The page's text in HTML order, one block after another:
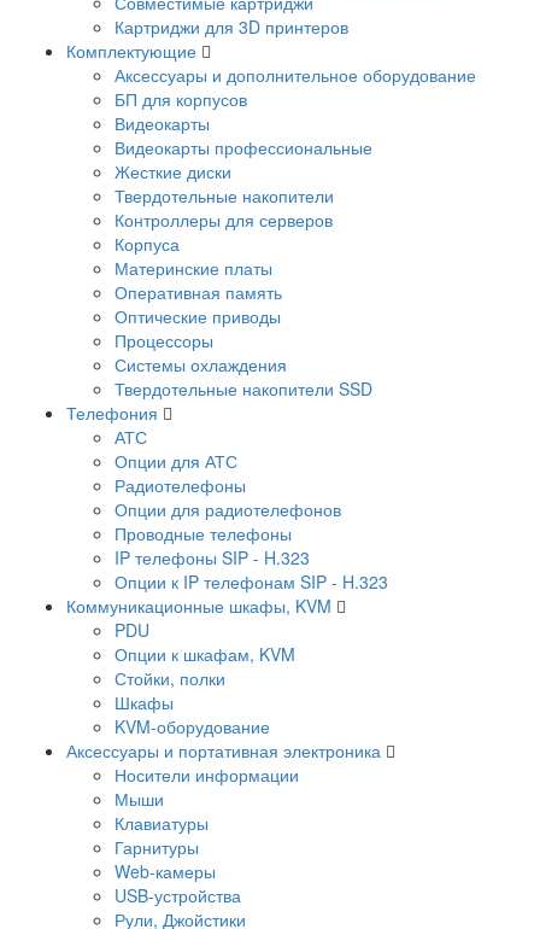
Картриджи для 3D принтеров
Комплектующие
Аксессуары и дополнительное оборудование
БП для корпусов
Видеокарты
Видеокарты профессиональные
Жесткие диски
Твердотельные накопители
Контроллеры для серверов
Корпуса
Материнские платы
Оперативная память
Оптические приводы
Процессоры
Системы охлаждения
Твердотельные накопители SSD
Телефония
АТС
Опции для АТС
Радиотелефоны
Опции для радиотелефонов
Проводные телефоны
IP телефоны SIP - H.323
Опции к IP телефонам SIP - H.323
Коммуникационные шкафы, KVM
PDU
Опции к шкафам, KVM
Стойки, полки
Шкафы
KVM-оборудование
Аксессуары и портативная электроника
Носители информации
Мыши
Клавиатуры
Гарнитуры
Web-камеры
USB-устройства
Рули, Джойстики